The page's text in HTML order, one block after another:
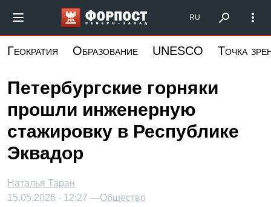
основному
Форпост Северо-Запад
RU
Геократия Образование UNESCO Точка
Петербургские горняки
прошли инженерную
стажировку в Республике
Эквадор
Наталья Таран
15.05.2026 - 12:27 —Общество